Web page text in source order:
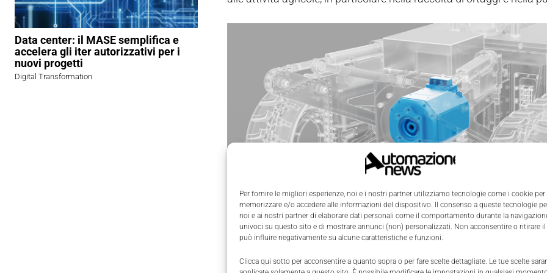
Per fornire le migliori esperienze, noi e i nostri partner utilizziamo tecnologie come i cookie per
memorizzare e/o accedere alle informazioni del dispositivo. Il consenso a queste tecnologie
noi e ai nostri partner di elaborare dati personali come il comportamento durante la
univoci su questo sito e di mostrare annunci (non) personalizzati. Non acconsentire o ritirare
può influire negativamente su alcune caratteristiche e funzioni.
Clicca qui sotto per acconsentire a quanto sopra o per fare scelte dettagliate. Le tue scelte
Data center: il MASE semplifica e
accelera gli iter autorizzativi per i
nuovi progetti
Digital Transformation
La soluzione sostenibile di Bonfiglioli nel